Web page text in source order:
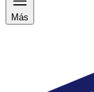
Más